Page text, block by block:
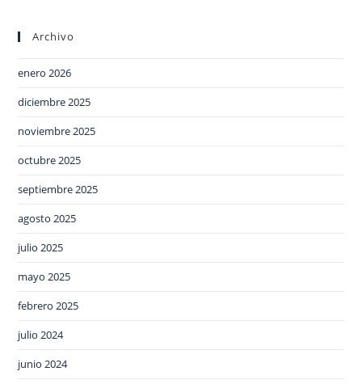
Archivo
enero 2026
diciembre 2025
noviembre 2025
octubre 2025
septiembre 2025
agosto 2025
julio 2025
mayo 2025
febrero 2025
julio 2024
junio 2024